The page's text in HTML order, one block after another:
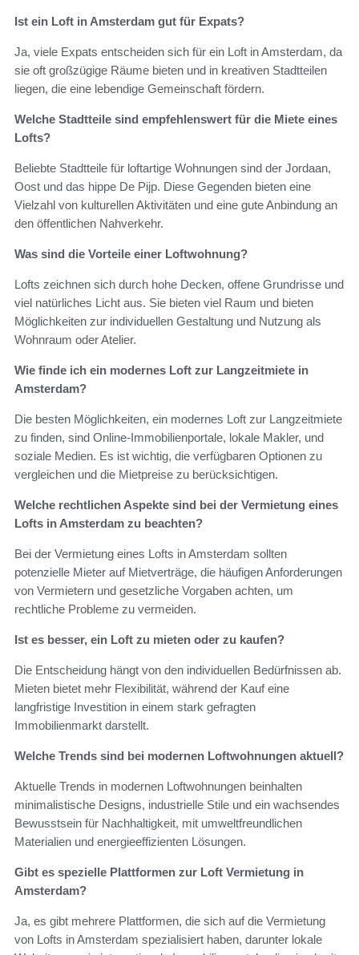
Ist ein Loft in Amsterdam gut für Expats?
Ja, viele Expats entscheiden sich für ein Loft in Amsterdam, da
sie oft großzügige Räume bieten und in kreativen Stadtteilen
liegen, die eine lebendige Gemeinschaft fördern.
Welche Stadtteile sind empfehlenswert für die Miete eines
Lofts?
Beliebte Stadtteile für loftartige Wohnungen sind der Jordaan,
Oost und das hippe De Pijp. Diese Gegenden bieten eine
Vielzahl von kulturellen Aktivitäten und eine gute Anbindung an
den öffentlichen Nahverkehr.
Was sind die Vorteile einer Loftwohnung?
Lofts zeichnen sich durch hohe Decken, offene Grundrisse und
viel natürliches Licht aus. Sie bieten viel Raum und bieten
Möglichkeiten zur individuellen Gestaltung und Nutzung als
Wohnraum oder Atelier.
Wie finde ich ein modernes Loft zur Langzeitmiete in
Amsterdam?
Die besten Möglichkeiten, ein modernes Loft zur Langzeitmiete
zu finden, sind Online-Immobilienportale, lokale Makler, und
soziale Medien. Es ist wichtig, die verfügbaren Optionen zu
vergleichen und die Mietpreise zu berücksichtigen.
Welche rechtlichen Aspekte sind bei der Vermietung eines
Lofts in Amsterdam zu beachten?
Bei der Vermietung eines Lofts in Amsterdam sollten
potenzielle Mieter auf Mietverträge, die häufigen Anforderungen
von Vermietern und gesetzliche Vorgaben achten, um
rechtliche Probleme zu vermeiden.
Ist es besser, ein Loft zu mieten oder zu kaufen?
Die Entscheidung hängt von den individuellen Bedürfnissen ab.
Mieten bietet mehr Flexibilität, während der Kauf eine
langfristige Investition in einem stark gefragten
Immobilienmarkt darstellt.
Welche Trends sind bei modernen Loftwohnungen aktuell?
Aktuelle Trends in modernen Loftwohnungen beinhalten
minimalistische Designs, industrielle Stile und ein wachsendes
Bewusstsein für Nachhaltigkeit, mit umweltfreundlichen
Materialien und energieeffizienten Lösungen.
Gibt es spezielle Plattformen zur Loft Vermietung in
Amsterdam?
Ja, es gibt mehrere Plattformen, die sich auf die Vermietung
von Lofts in Amsterdam spezialisiert haben, darunter lokale